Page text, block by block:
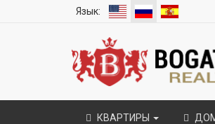
Язык:
КВАРТИРЫ